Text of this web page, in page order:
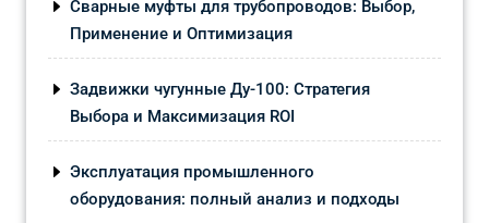
Сварные муфты для трубопроводов: Выбор,
Применение и Оптимизация
Задвижки чугунные Ду-100: Стратегия
Выбора и Максимизация ROI
Эксплуатация промышленного
оборудования: полный анализ и подходы